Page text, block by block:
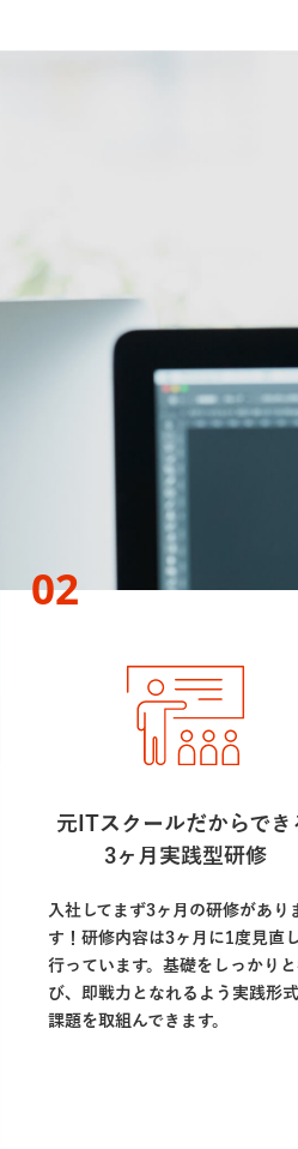
02
元ITスクールだからでき
3ヶ月実践型研修
入社してまず3ヶ月の研修があり
す！研修内容は3ヶ月に1度見直
行っています。基礎をしっかり
び、即戦力となれるよう実践形
課題を取組んできます。